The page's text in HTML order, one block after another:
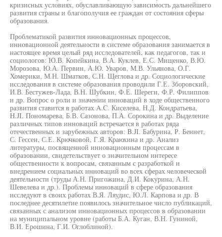
кризисных условиях, обуславливающую зависимость дальнейшего
развития страны и благополучия ее граждан от состояния сферы
образования.
Проблематикой развития инновационных процессов,
инновационной деятельности в системе образования занимается в
настоящее время целый ряд исследователей, как педагогов, так и
социологов: Ю.В. Копейкина, В.А. Куклев, Е.С. Мищенко, В.Ю.
Морозова, Ю.А. Первин, А.Ю. Уваров, М.В. Ульянова, О.Г.
Хомерики, М.Н. Шматков, С.Н. Щеглова и др. Социологические
исследования в системе образования проводили Г.Е. Зборовский,
И.В. Бестужев-Лада, В.Н. Шубкин, Ф.Е. Шереги, Ф.Р. Филиппов
и др. Вопрос о роли и значении инноваций в ходе общественного
развития ставится в работах A.C. Киселева, Н.Д. Кондратьева,
H.JI. Пономарева, Б.В. Сазонова, П.А. Сорокина и др. Выделение
различных типов инноваций встречается в работах ряда
отечественных и зарубежных авторов: B.JI. Бабурина, Р. Беннет,
С. Гессен, С.Е. Крючковой, Г.Я. Краюхина и др. Анализ
литературы, посвященной инновационным процессам в
образовании, свидетельствует о значительном интересе
общественности к вопросам, связанным с разработкой и
внедрением социальных инноваций во всех сферах человеческой
деятельности (труды А.Н. Пригожина, Д.И. Кокурина, А.Н.
Шевелева и др.). Проблемы инноваций в сфере образования
исследуют в своих работах В.Я. Ляудис, Ю.Л. Карпова и др. В
последнее десятилетие появилось значительное число публикаций,
связанных с анализом инновационных процессов в образовании
на муниципальном уровне (работы Б.А. Куган, В.Н. Гуниной,
В.И. Ерошина, Г.И. Оглоблиной).